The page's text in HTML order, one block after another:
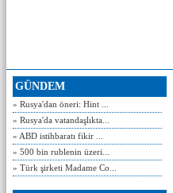
GÜNDEM
» Rusya'dan öneri: Hint ...
» Rusya'da vatandaşlıkta...
» ABD istihbaratı fikir ...
» 500 bin rublenin üzeri...
» Türk şirketi Madame Co...